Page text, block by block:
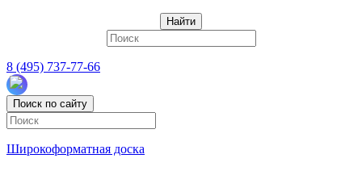
Найти
8 (495) 737-77-66
Поиск по сайту
Широкоформатная доска